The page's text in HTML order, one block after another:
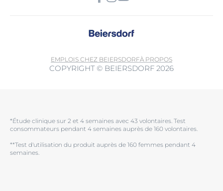
EMPLOIS CHEZ BEIERSDORFÀ PROPOS
COPYRIGHT © BEIERSDORF 2026
*Étude clinique sur 2 et 4 semaines avec 43 volontaires. Test
consommateurs pendant 4 semaines auprès de 160 volontaires.
**Test d'utilisation du produit auprès de 160 femmes pendant 4
semaines.